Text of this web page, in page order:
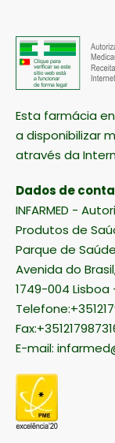
Esta farmácia
a disponibilizar
através da
Dados de
INFARMED -
Produtos de
Parque de
Avenida do
1749-004
E-mail: